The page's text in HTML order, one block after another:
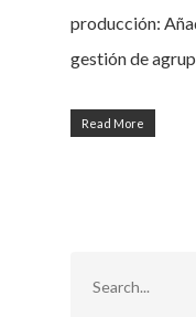
producción:
gestión de
Read More